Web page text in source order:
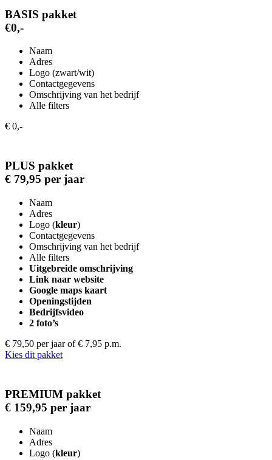
BASIS pakket
€0,-
Naam
Adres
Logo (zwart/wit)
Contactgegevens
Omschrijving van het bedrijf
Alle filters
€ 0,-
PLUS pakket
€ 79,95 per jaar
Naam
Adres
Logo (kleur)
Contactgegevens
Omschrijving van het bedrijf
Alle filters
Uitgebreide omschrijving
Link naar website
Google maps kaart
Openingstijden
Bedrijfsvideo
2 foto’s
€ 79,50 per jaar of € 7,95 p.m.
Kies dit pakket
PREMIUM pakket
€ 159,95 per jaar
Naam
Adres
Logo (kleur)